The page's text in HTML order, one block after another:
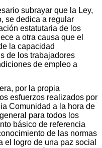
subrayar que la Ley,
se dedica a regular
estatutaria de los
a otra causa que el
la capacidad
de los trabajadores
de empleo a
por la propia
esfuerzos realizados por
Comunidad a la hora de
para todos los
básico de referencia
de las normas
el logro de una paz social